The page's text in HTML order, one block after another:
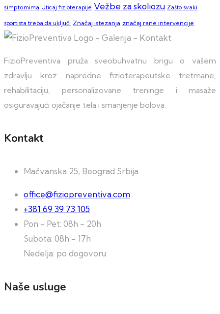
simptomima Uticaj fizioterapije Vežbe za skoliozu Zašto svaki
sportista treba da uključi Značaj istezanja značaj rane intervencije
FizioPreventiva pruža sveobuhvatnu brigu o vašem
zdravlju kroz napredne fizioterapeutske tretmane,
rehabilitaciju, personalizovane treninge i masaže
osiguravajući ojačanje tela i smanjenje bolova.
Kontakt
Mačvanska 25, Beograd Srbija
office@fiziopreventiva.com
+381 69 39 73 105
Pon - Pet: 08h - 20h
Subota: 08h - 17h
Nedelja: po dogovoru
Naše usluge